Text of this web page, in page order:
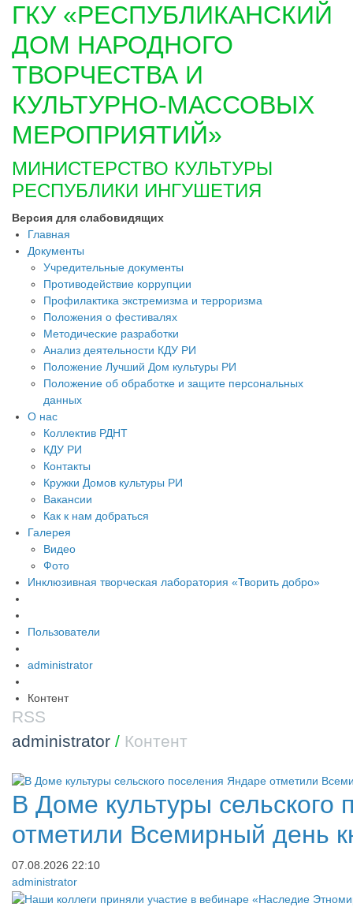
ГКУ «РЕСПУБЛИКАНСКИЙ
ДОМ НАРОДНОГО
ТВОРЧЕСТВА И
КУЛЬТУРНО-МАССОВЫХ
МЕРОПРИЯТИЙ»
МИНИСТЕРСТВО КУЛЬТУРЫ
РЕСПУБЛИКИ ИНГУШЕТИЯ
Версия для слабовидящих
Главная
Документы
Учредительные документы
Противодействие коррупции
Профилактика экстремизма и терроризма
Положения о фестивалях
Методические разработки
Анализ деятельности КДУ РИ
Положение Лучший Дом культуры РИ
Положение об обработке и защите персональных
данных
О нас
Коллектив РДНТ
КДУ РИ
Контакты
Кружки Домов культуры РИ
Вакансии
Как к нам добраться
Галерея
Видео
Фото
Инклюзивная творческая лаборатория «Творить добро»
Пользователи
administrator
Контент
RSS
administrator / Контент
​В Доме культуры сельского
отметили Всемирный день
07.08.2026 22:10
administrator